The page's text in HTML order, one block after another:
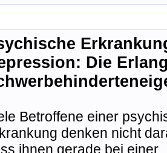
Die
Betroffene einer
denken nicht
ihnen gerade bei einer